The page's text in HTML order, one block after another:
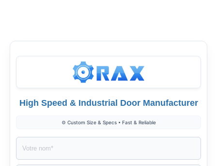
High Speed & Industrial Door Manufacturer
⚙️ Custom Size & Specs • Fast & Reliable